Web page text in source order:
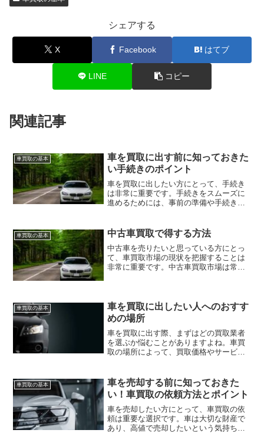
シェアする
X Facebook はてブ
LINE コピー
関連記事
車買取の基本
車を買取に出す前に知っておきた
い手続きのポイント
車を買取に出したい方にとって、手続き
は非常に重要です。手続きをスムーズに
進めるためには、事前の準備や手続きの
解説していきます。手続きのポイントや
注意点を押さえて、スムー...
車買取の基本 中古車買取で得する方法
中古車を売りたいと思っている方にとっ
て、車買取市場の現状を把握することは
非常に重要です。中古車買取市場は常に
なタイミングで売却するこ...
車買取の基本
車を買取に出したい人へのおすす
めの場所
車を買取に出す際、まずはどの買取業者
を選ぶか悩むことがありますよね。車買
取の場所によって、買取価格やサービス
た、車買取の場所にはディーラーや中古
車販売業者、オークションな...
車買取の基本
車を売却する前に知っておきた
い！車買取の依頼方法とポイント
車を売却したい方にとって、車買取の依
頼は重要な選択です。車は大切な財産で
あり、高値で売却したいという気持ちは